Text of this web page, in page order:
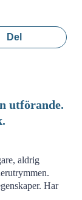
Del
utförande.
aldrig
Har